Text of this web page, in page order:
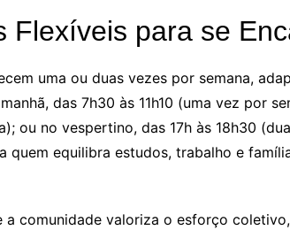
Flexíveis para se
uma ou duas vezes por semana,
das 7h30 às 11h10 (uma vez por
ou no vespertino, das 17h às 18h30
quem equilibra estudos, trabalho e
a comunidade valoriza o esforço